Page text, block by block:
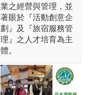
業之經營與管理，並
著眼於『活動創意企
劃』及『旅宿服務管
理』之人才培育為主
體。